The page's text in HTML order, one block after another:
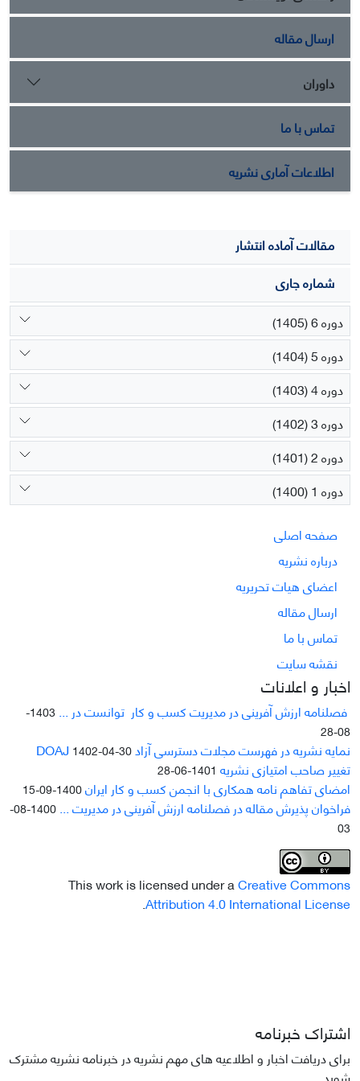
ارسال مقاله
داوران
تماس با ما
اطلاعات آماری نشریه
مقالات آماده انتشار
شماره جاری
دوره 6 (1405)
دوره 5 (1404)
دوره 4 (1403)
دوره 3 (1402)
دوره 2 (1401)
دوره 1 (1400)
صفحه اصلی
درباره نشریه
اعضای هیات تحریریه
ارسال مقاله
تماس با ما
نقشه سایت
اخبار و اعلانات
فصلنامه ارزش آفرینی در مدیریت کسب و کار توانست در ...
1403-
08-28
نمایه نشریه در فهرست مجلات دسترسی آزاد DOAJ1402-04-30
تغییر صاحب امتیازی نشریه 1401-06-28
امضای تفاهم نامه همکاری با انجمن کسب و کار ایران1400-09-15
فراخوان پذیرش مقاله در فصلنامه ارزش آفرینی در مدیریت ...
1400-08-
03
This work is licensed under aCreative Commons
Attribution 4.0 International License
.
اشتراک خبرنامه
برای دریافت اخبار و اطلاعیه های مهم نشریه در خبرنامه نشریه مشترک